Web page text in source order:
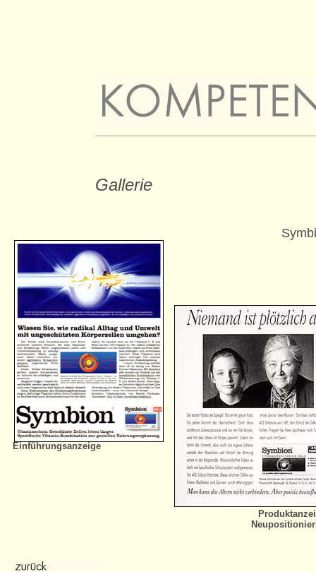
Gallerie
Einführungsanzeige